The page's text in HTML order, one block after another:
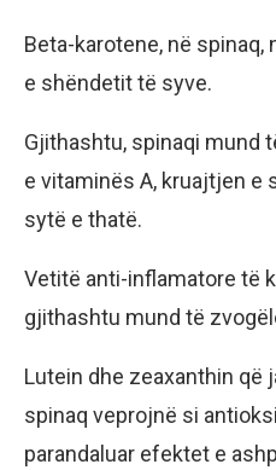
Beta-karotene, në
e shëndetit të syve.
Gjithashtu, spinaqi mund
e vitaminës A, kruajtjen e
sytë e thatë.
Vetitë anti-inflamatore të
gjithashtu mund të
Lutein dhe zeaxanthin që
spinaq veprojnë si
parandaluar efektet e